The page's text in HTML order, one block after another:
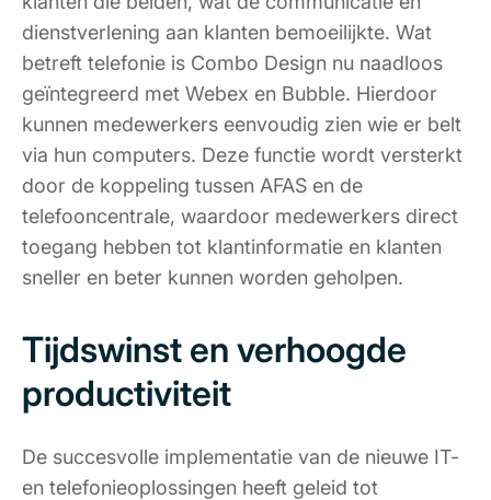
dienstverlening aan klanten bemoeilijkte. Wat
betreft telefonie is Combo Design nu naadloos
geïntegreerd met Webex en Bubble. Hierdoor
kunnen medewerkers eenvoudig zien wie er belt
via hun computers. Deze functie wordt versterkt
door de koppeling tussen AFAS en de
telefooncentrale, waardoor medewerkers direct
toegang hebben tot klantinformatie en klanten
sneller en beter kunnen worden geholpen.
Tijdswinst en verhoogde
productiviteit
De succesvolle implementatie van de nieuwe IT-
en telefonieoplossingen heeft geleid tot